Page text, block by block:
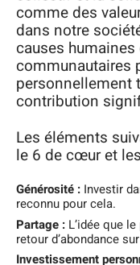
comme des
dans notre
causes
communautaires
personnellement
contribution
Les éléments
le 6 de cœur et
Générosité : Investir
reconnu pour cela.
Partage : L’idée que
retour d’abondance
Investissement